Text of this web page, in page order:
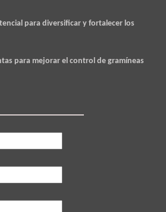
para diversificar y fortalecer los
para mejorar el control de gramíneas